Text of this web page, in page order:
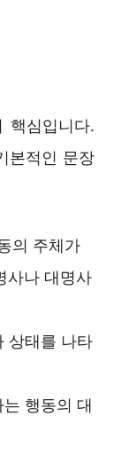
핵심입니다.
본적인 문장
의 주체가
사나 대명사
상태를 나타
행동의 대